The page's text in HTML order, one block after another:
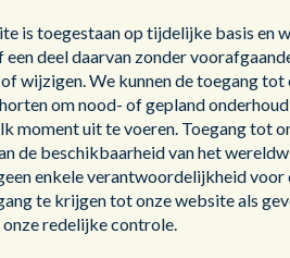
is toegestaan op tijdelijke basis en
deel daarvan zonder
wijzigen. We kunnen de toegang tot
om nood- of gepland
moment uit te voeren. Toegang tot
de beschikbaarheid van het
enkele verantwoordelijkheid voor
te krijgen tot onze website als
redelijke controle.